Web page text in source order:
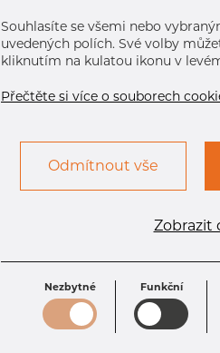
Souhlasíte se všemi nebo
uvedených polích. Své volby
kliknutím na kulatou ikonu v
Přečtěte si více o souborech
Odmítnout vše
Zobrazit
Nezbytné Funkční